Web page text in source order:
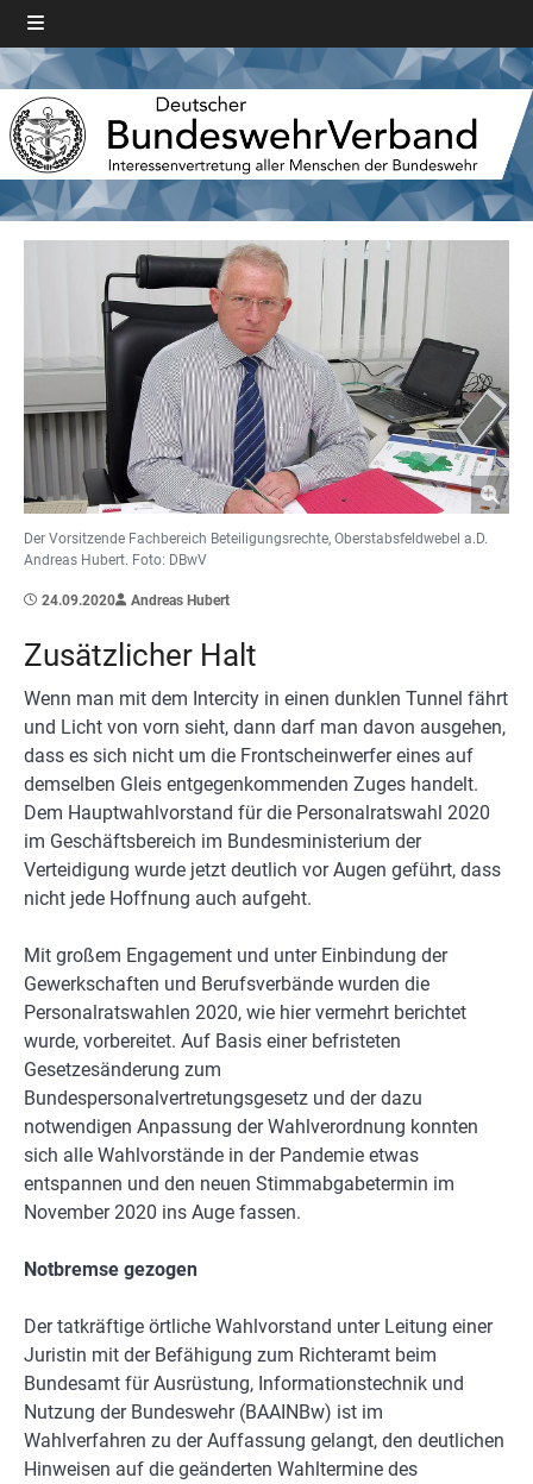
Der Vorsitzende Fachbereich Beteiligungsrechte, Oberstabsfeldwebel a.D.
Andreas Hubert. Foto: DBwV
24.09.2020 Andreas Hubert
Zusätzlicher Halt
Wenn man mit dem Intercity in einen dunklen Tunnel fährt
und Licht von vorn sieht, dann darf man davon ausgehen,
dass es sich nicht um die Frontscheinwerfer eines auf
demselben Gleis entgegenkommenden Zuges handelt.
Dem Hauptwahlvorstand für die Personalratswahl 2020
im Geschäftsbereich im Bundesministerium der
Verteidigung wurde jetzt deutlich vor Augen geführt, dass
nicht jede Hoffnung auch aufgeht.
Mit großem Engagement und unter Einbindung der
Gewerkschaften und Berufsverbände wurden die
Personalratswahlen 2020, wie hier vermehrt berichtet
wurde, vorbereitet. Auf Basis einer befristeten
Gesetzesänderung zum
Bundespersonalvertretungsgesetz und der dazu
notwendigen Anpassung der Wahlverordnung konnten
sich alle Wahlvorstände in der Pandemie etwas
entspannen und den neuen Stimmabgabetermin im
November 2020 ins Auge fassen.
Notbremse gezogen
Der tatkräftige örtliche Wahlvorstand unter Leitung einer
Juristin mit der Befähigung zum Richteramt beim
Bundesamt für Ausrüstung, Informationstechnik und
Nutzung der Bundeswehr (BAAINBw) ist im
Wahlverfahren zu der Auffassung gelangt, den deutlichen
Hinweisen auf die geänderten Wahltermine des